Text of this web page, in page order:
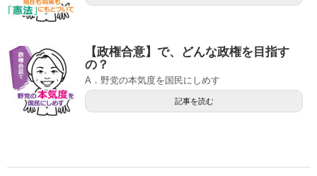
【政権合意】で、どんな政権を目指す
の？
A．野党の本気度を国民にしめす
記事を読む